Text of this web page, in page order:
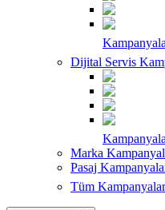
Dijital Servis
Marka
Pasaj
Tüm Kampanyalar